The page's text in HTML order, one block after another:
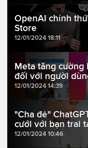
OpenAI chính
Store
12/01/2024 18:11
Meta tăng cường
đối với người
12/01/2024 14:39
"Cha đẻ"
cưới với bạn trai
12/01/2024 10:46